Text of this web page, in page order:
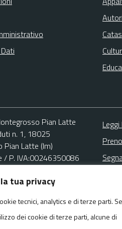
tua privacy
tecnici, analytics e di terze parti. Se
dei cookie di terze parti, alcune di
Pian Latte
n. 1, 18025
Latte (Im)
/ P. IVA:00246350086
Leggi